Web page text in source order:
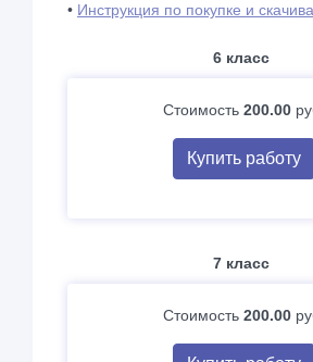
• Инструкция по покупке и
6 класс
Стоимость 200.00
Купить работу
7 класс
Стоимость 200.00